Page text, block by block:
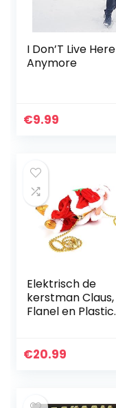
I Don’T Live Here
Anymore
€9.99
Elektrisch de
kerstman Claus,
Flanel en Plastic
Ontwerp voor
€20.99